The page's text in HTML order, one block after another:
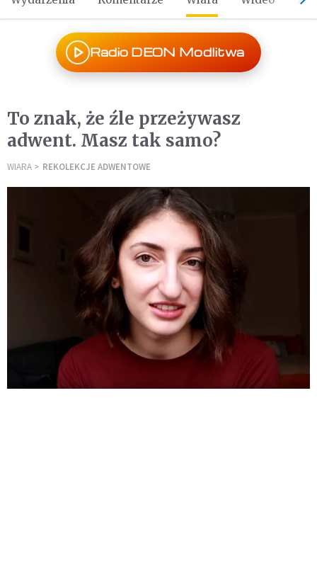
Radio DEON Modlitwa
To znak, że źle przeżywasz
adwent. Masz tak samo?
WIARA REKOLEKCJE ADWENTOWE